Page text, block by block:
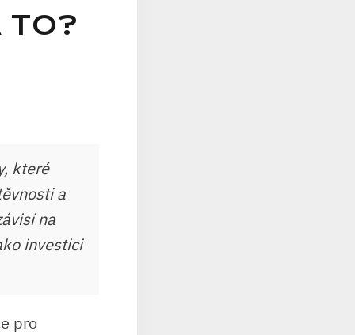
TO?
které
a
na
investici
pro